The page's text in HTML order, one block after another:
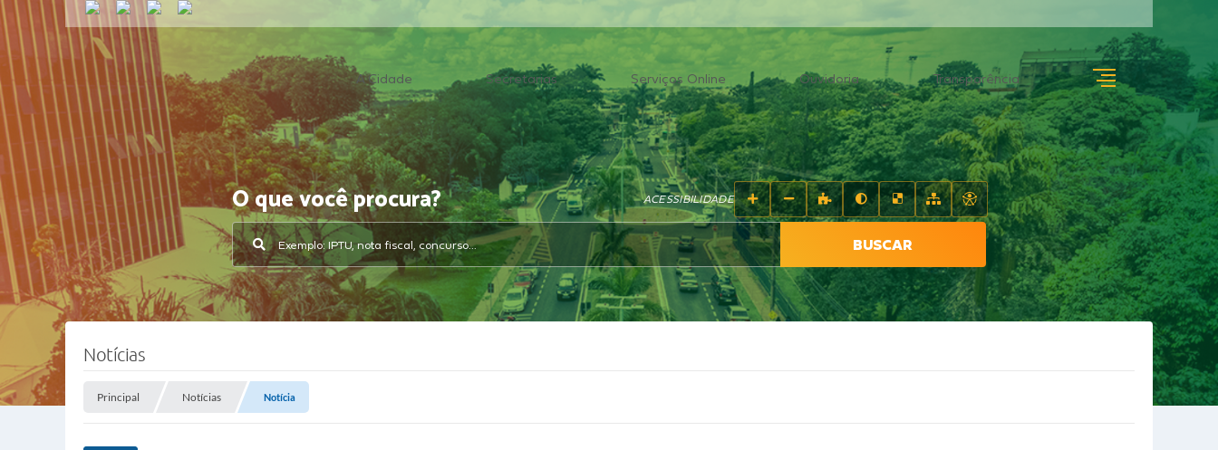
A Cidade Secretarias Serviços Online Ouvidoria Transparência
O que você procura?
BUSCAR
ACESSIBILIDADE
Notícias
Principal Notícias Notícia